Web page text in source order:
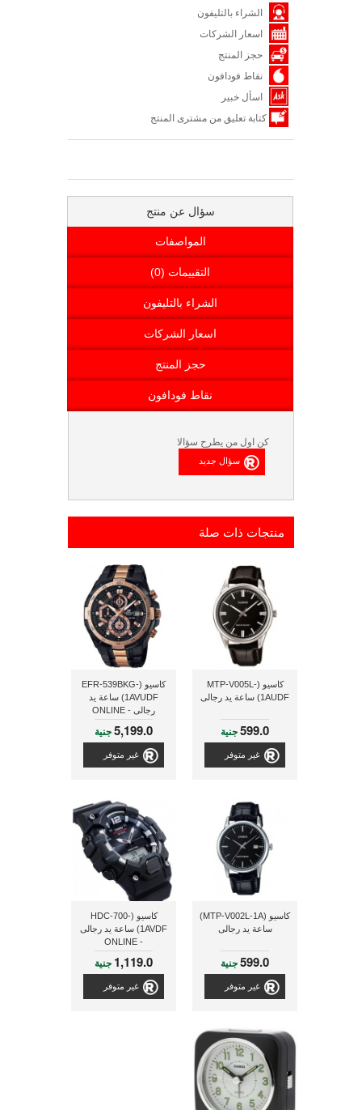
الشراء بالتليفون
اسعار الشركات
حجز المنتج
نقاط فودافون
اسأل خبير
كتابة تعليق من مشترى المنتج
سؤال عن منتج
المواصفات
التقييمات (0)
الشراء بالتليفون
اسعار الشركات
حجز المنتج
نقاط فودافون
كن اول من يطرح سؤالا
منتجات ذات صلة
كاسيو (MTP-V005L-
1AUDF) ساعة يد رجالى
599.0جنية
غير متوفر
كاسيو (EFR-539BKG-
1AVUDF) ساعة يد
رجالى - ONLINE
5,199.0جنية
غير متوفر
كاسيو (MTP-V002L-1A)
ساعة يد رجالى
599.0جنية
غير متوفر
كاسيو (HDC-700-
1AVDF) ساعة يد رجالى
- ONLINE
1,119.0 جنية
غير متوفر